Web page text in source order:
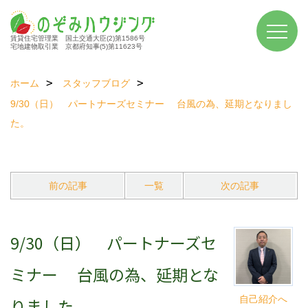
賃貸住宅管理業 国土交通大臣(2)第1586号
宅地建物取引業 京都府知事(5)第11623号
ホーム
スタッフブログ
9/30（日） パートナーズセミナー 台風の為、延期となりまし
た。
前の記事 一覧 次の記事
自己紹介へ
9/30（日） パートナーズセ
ミナー 台風の為、延期とな